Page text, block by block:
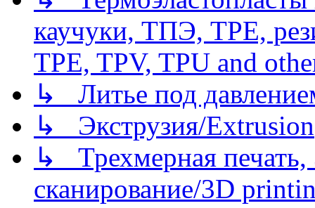
каучуки, ТПЭ, TPE,
TPE, TPV, TPU and
↳ Литье под
↳ Экструзия/Extrusion
↳ Трехмерная
сканирование/3D